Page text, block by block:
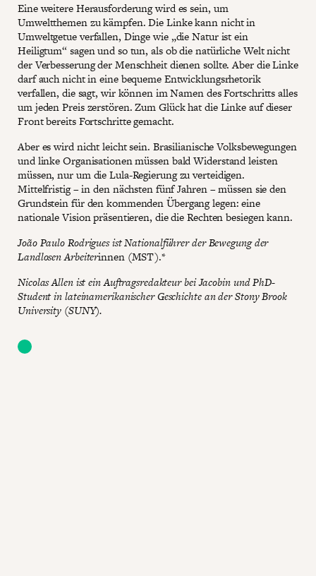
Eine weitere Herausforderung wird es sein, um
Umweltthemen zu kämpfen. Die Linke kann nicht in
Umweltgetue verfallen, Dinge wie „die Natur ist ein
Heiligtum“ sagen und so tun, als ob die natürliche Welt nicht
der Verbesserung der Menschheit dienen sollte. Aber die Linke
darf auch nicht in eine bequeme Entwicklungsrhetorik
verfallen, die sagt, wir können im Namen des Fortschritts alles
um jeden Preis zerstören. Zum Glück hat die Linke auf dieser
Front bereits Fortschritte gemacht.
Aber es wird nicht leicht sein. Brasilianische Volksbewegungen
und linke Organisationen müssen bald Widerstand leisten
müssen, nur um die Lula-Regierung zu verteidigen.
Mittelfristig – in den nächsten fünf Jahren – müssen sie den
Grundstein für den kommenden Übergang legen: eine
nationale Vision präsentieren, die die Rechten besiegen kann.
João Paulo Rodrigues ist Nationalführer der Bewegung der
Landlosen Arbeiterinnen (MST).*
Nicolas Allen ist ein Auftragsredakteur bei Jacobin und PhD-
Student in lateinamerikanischer Geschichte an der Stony Brook
University (SUNY).